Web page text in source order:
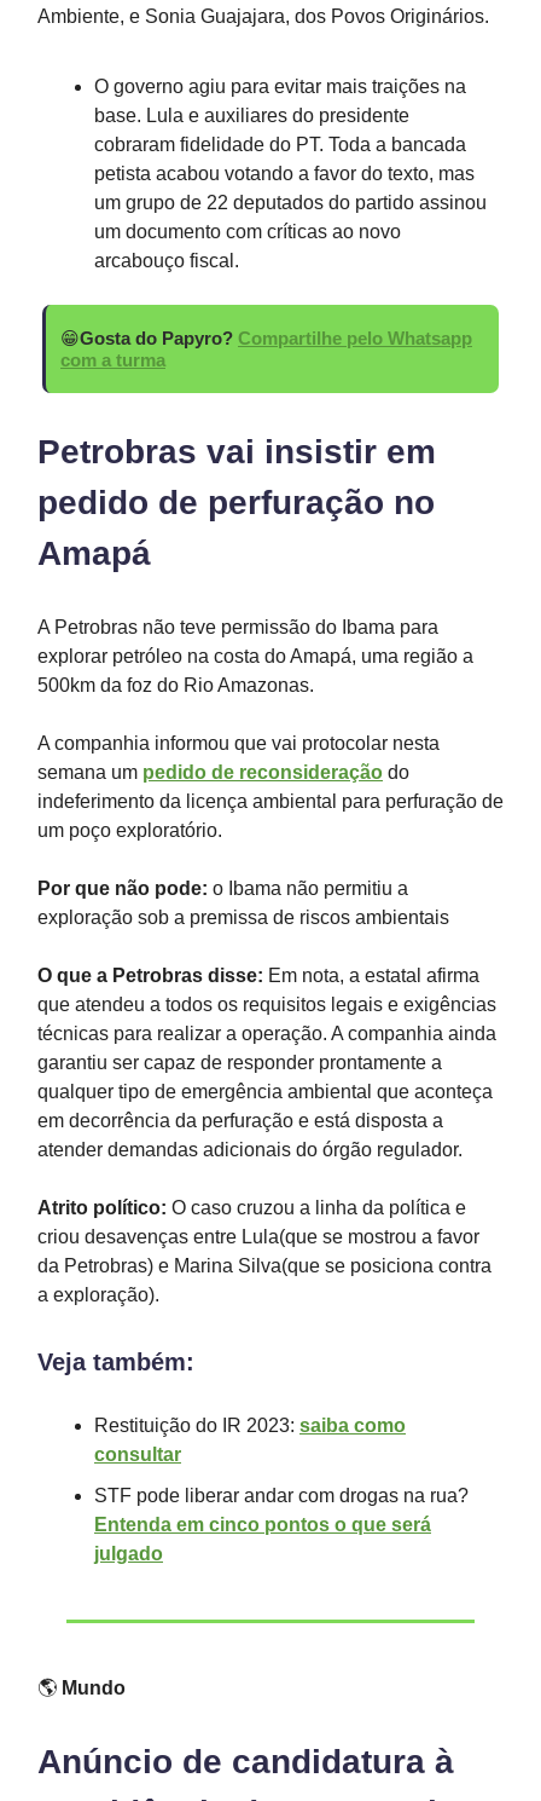
Ambiente, e Sonia Guajajara, dos Povos Originários.
O governo agiu para evitar mais traições na
base. Lula e auxiliares do presidente
cobraram fidelidade do PT. Toda a bancada
petista acabou votando a favor do texto, mas
um grupo de 22 deputados do partido assinou
um documento com críticas ao novo
arcabouço fiscal.
😁Gosta do Papyro? Compartilhe pelo Whatsapp
com a turma
Petrobras vai insistir em
pedido de perfuração no
Amapá
A Petrobras não teve permissão do Ibama para
explorar petróleo na costa do Amapá, uma região a
500km da foz do Rio Amazonas.
A companhia informou que vai protocolar nesta
semana um pedido de reconsideração do
indeferimento da licença ambiental para perfuração de
um poço exploratório.
Por que não pode: o Ibama não permitiu a
exploração sob a premissa de riscos ambientais
O que a Petrobras disse: Em nota, a estatal afirma
que atendeu a todos os requisitos legais e exigências
técnicas para realizar a operação. A companhia ainda
garantiu ser capaz de responder prontamente a
qualquer tipo de emergência ambiental que aconteça
em decorrência da perfuração e está disposta a
atender demandas adicionais do órgão regulador.
Atrito político: O caso cruzou a linha da política e
criou desavenças entre Lula(que se mostrou a favor
da Petrobras) e Marina Silva(que se posiciona contra
a exploração).
Veja também:
Restituição do IR 2023: saiba como
consultar
STF pode liberar andar com drogas na rua?
Entenda em cinco pontos o que será
julgado
🌎 Mundo
Anúncio de candidatura à